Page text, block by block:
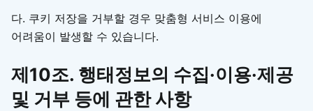
다. 쿠키 저장을 거부할 경우 맞춤형 서비스 이용에
어려움이 발생할 수 있습니다.
제10조. 행태정보의 수집·이용·제공
및 거부 등에 관한 사항